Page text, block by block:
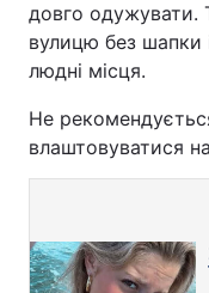
довго одужувати.
вулицю без шапки
людні місця.
Не
влаштовуватися